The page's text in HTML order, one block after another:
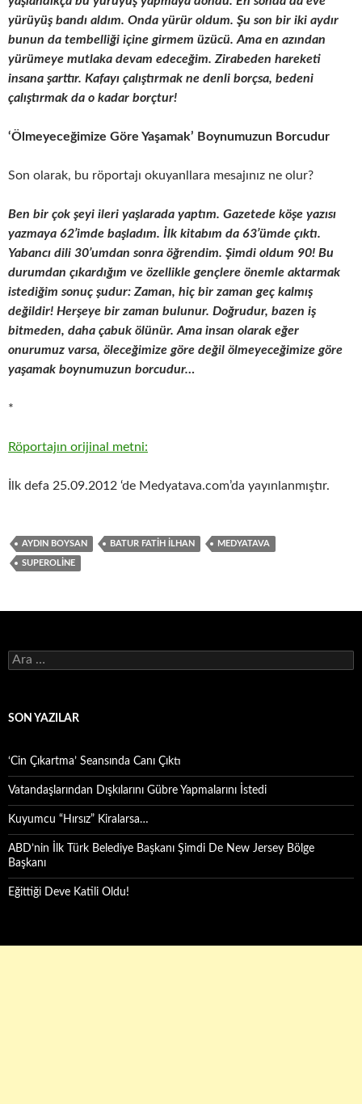
yürüyüş bandı aldım. Onda yürür oldum. Şu son bir iki aydır
bunun da tembelliği içine girmem üzücü. Ama en azından
yürümeye mutlaka devam edeceğim. Zirabeden hareketi
insana şarttır. Kafayı çalıştırmak ne denli borçsa, bedeni
çalıştırmak da o kadar borçtur!
‘Ölmeyeceğimize Göre Yaşamak’ Boynumuzun Borcudur
Son olarak, bu röportajı okuyanllara mesajınız ne olur?
Ben bir çok şeyi ileri yaşlarada yaptım. Gazetede köşe yazısı
yazmaya 62’imde başladım. İlk kitabım da 63’ümde çıktı.
Yabancı dili 30’umdan sonra öğrendim. Şimdi oldum 90! Bu
durumdan çıkardığım ve özellikle gençlere önemle aktarmak
istediğim sonuç şudur: Zaman, hiç bir zaman geç kalmış
değildir! Herşeye bir zaman bulunur. Doğrudur, bazen iş
bitmeden, daha çabuk ölünür. Ama insan olarak eğer
onurumuz varsa, öleceğimize göre değil ölmeyeceğimize göre
yaşamak boynumuzun borcudur…
*
Röportajın orijinal metni:
İlk defa 25.09.2012 ‘de Medyatava.com’da yayınlanmıştır.
AYDIN BOYSAN BATUR FATIH ILHAN MEDYATAVA
SUPEROLINE
Arama:
SON YAZILAR
‘Cin Çıkartma’ Seansında Canı Çıktı
Vatandaşlarından Dışkılarını Gübre Yapmalarını İstedi
Kuyumcu “Hırsız” Kiralarsa…
ABD’nin İlk Türk Belediye Başkanı Şimdi De New Jersey Bölge
Başkanı
Eğittiği Deve Katili Oldu!